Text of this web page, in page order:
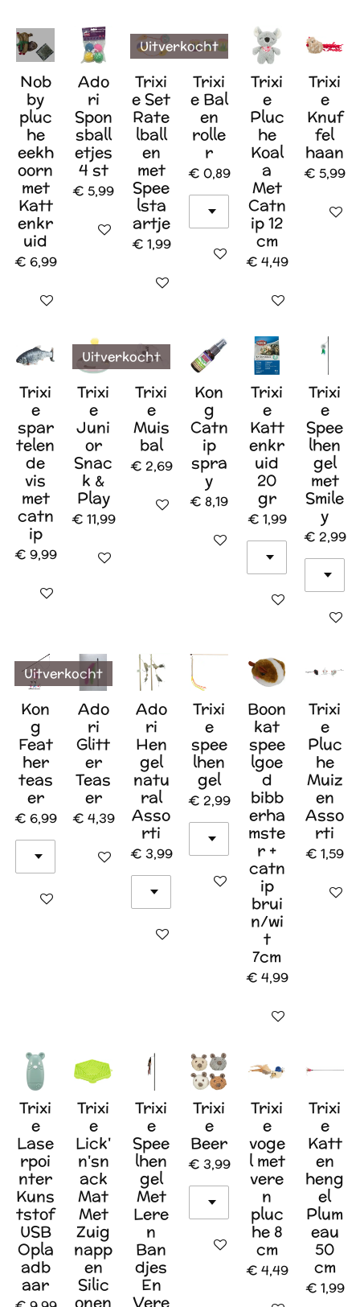
Nob
by
pluc
he
eekh
oorn
met
Katt
enkr
uid
€ 6,99
In winkelwagen
Ado
ri
Spon
sball
etjes
4 st
€ 5,99
In winkelwagen
Trixi
e Set
Rate
lball
en
met
Spee
lsta
artje
€ 1,99
In winkelwagen
Uitverkocht
Trixi
e Bal
en
rolle
r
€ 0,89
Houd mij op de hoogte
Trixi
e
Pluc
he
Koal
a
Met
Catn
ip 12
cm
€ 4,49
In winkelwagen
Trixi
e
Knuf
fel
haan
€ 5,99
In
Trixi
e
spar
telen
de
vis
met
catn
ip
€ 9,99
In winkelwagen
Trixi
e
Juni
or
Snac
k &
Play
€ 11,99
In winkelwagen
Uitverkocht
Trixi
e
Muis
bal
€ 2,69
Houd mij op de hoogte
Kon
g
Catn
ip
spra
y
€ 8,19
In winkelwagen
Trixi
e
Katt
enkr
uid
20
gr
€ 1,99
In winkelwagen
Trixi
e
Spee
lhen
gel
met
Smile
y
€ 2,99
In
Kon
g
Feat
her
teas
er
€ 6,99
In winkelwagen
Uitverkocht
Ado
ri
Glitt
er
Teas
er
€ 4,39
Houd mij op de hoogte
Ado
ri
Hen
gel
natu
ral
Asso
rti
€ 3,99
In winkelwagen
Trixi
e
spee
lhen
gel
€ 2,99
In winkelwagen
Boon
kat
spee
lgoe
d
bibb
erha
mste
r +
catn
ip
brui
n/wi
t
7cm
€ 4,99
In winkelwagen
Trixi
e
Pluc
he
Muiz
en
Asso
rti
€ 1,59
In
Trixi
e
Lase
rpoi
nter
Kuns
tstof
USB
Opla
adb
aar
Trixi
e
Lick'
n'sn
ack
Mat
Met
Zuig
napp
en
Silic
onen
Trixi
e
Spee
lhen
gel
Met
Lere
n
Ban
djes
En
Vere
Trixi
e
Beer
€ 3,99
In winkelwagen
Trixi
e
voge
l met
vere
n
pluc
he 8
cm
€ 4,49
Trixi
e
Katt
en
heng
el
Plum
eau
50
cm
€ 1,99